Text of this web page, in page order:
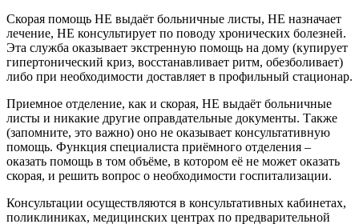
Скорая помощь НЕ выдаёт больничные листы, НЕ назначает
лечение, НЕ консультирует по поводу хронических болезней.
Эта служба оказывает экстренную помощь на дому (купирует
гипертонический криз, восстанавливает ритм, обезболивает)
либо при необходимости доставляет в профильный стационар.
Приемное отделение, как и скорая, НЕ выдаёт больничные
листы и никакие другие оправдательные документы. Также
(запомните, это важно) оно не оказывает консультативную
помощь. Функция специалиста приёмного отделения –
оказать помощь в том объёме, в котором её не может оказать
скорая, и решить вопрос о необходимости госпитализации.
Консультации осуществляются в консультативных кабинетах,
поликлиниках, медицинских центрах по предварительной